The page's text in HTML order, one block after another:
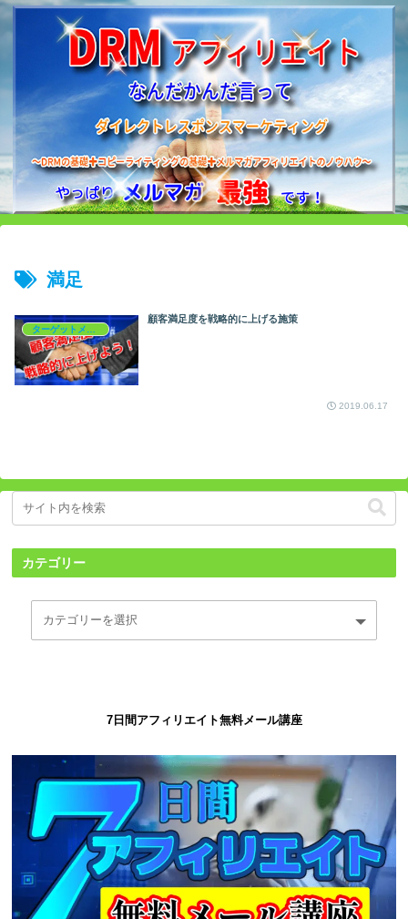
満足
ターゲットメイキング
顧客満足度を戦略的に上げる施策
2019.06.17
カテゴリー
7日間アフィリエイト無料メール講座